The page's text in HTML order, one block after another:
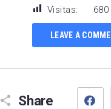
Visitas: 680
LEAVE A
Share